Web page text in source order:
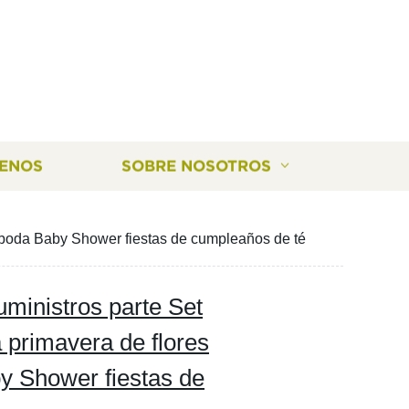
SOBRE NOSOTROS
Baby Shower fiestas de cumpleaños de té
parte Set
de flores
Shower fiestas de